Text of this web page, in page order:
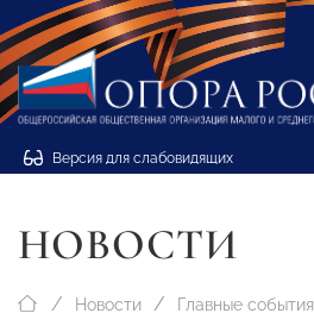
Версия для слабовидящих
НОВОСТИ
Новости Главные события